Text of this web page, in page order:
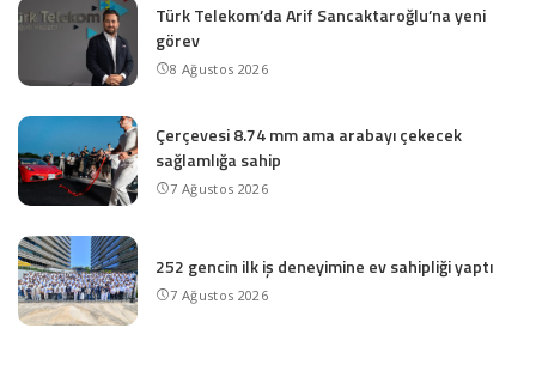
Türk Telekom’da Arif Sancaktaroğlu’na yeni
görev
8 Ağustos 2026
Çerçevesi 8.74 mm ama arabayı çekecek
sağlamlığa sahip
7 Ağustos 2026
252 gencin ilk iş deneyimine ev sahipliği yaptı
7 Ağustos 2026